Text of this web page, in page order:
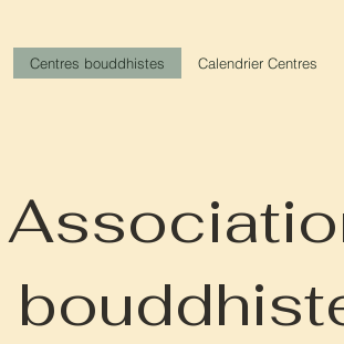
Centres bouddhistes Calendrier Centres